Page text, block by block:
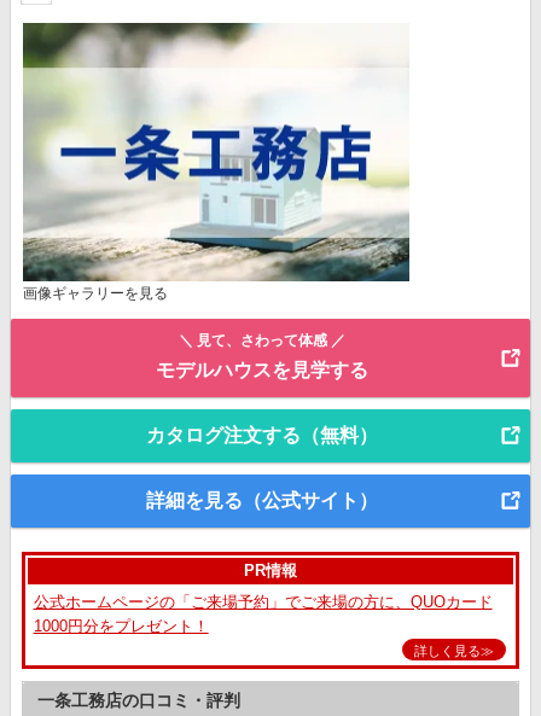
画像ギャラリーを見る
＼ 見て、さわって体感 ／
モデルハウスを見学する
カタログ注文する（無料）
詳細を見る（公式サイト）
PR情報
公式ホームページの「ご来場予約」でご来場の方に、QUOカード
1000円分をプレゼント！
詳しく見る≫
一条工務店の口コミ・評判